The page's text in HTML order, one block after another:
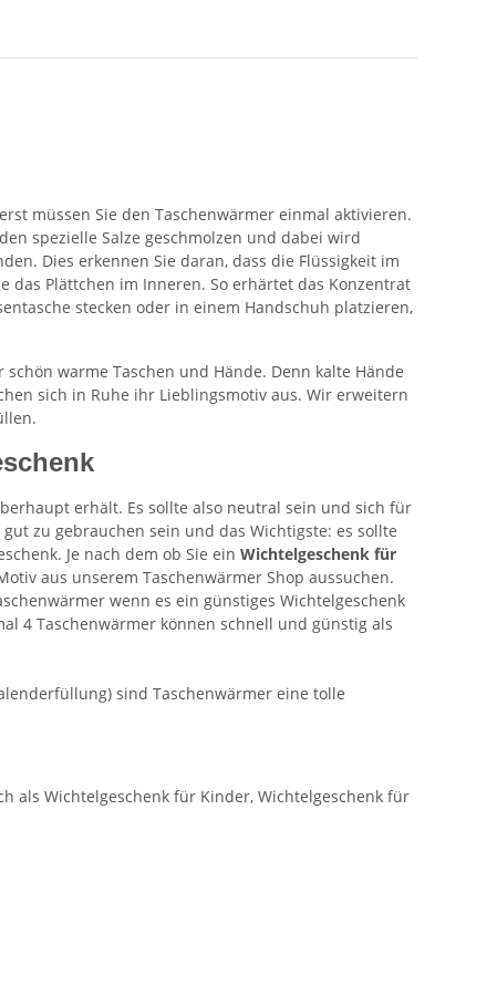
müssen Sie den Taschenwärmer einmal aktivieren.
spezielle Salze geschmolzen und dabei wird
Dies erkennen Sie daran, dass die Flüssigkeit im
das Plättchen im Inneren. So erhärtet das Konzentrat
stecken oder in einem Handschuh platzieren,
warme Taschen und Hände. Denn kalte Hände
sich in Ruhe ihr Lieblingsmotiv aus. Wir erweitern
erhält. Es sollte also neutral sein und sich für
zu gebrauchen sein und das Wichtigste: es sollte
Je nach dem ob Sie ein Wichtelgeschenk für
aus unserem Taschenwärmer Shop aussuchen.
wenn es ein günstiges Wichtelgeschenk
4 Taschenwärmer können schnell und günstig als
sind Taschenwärmer eine tolle
als Wichtelgeschenk für Kinder, Wichtelgeschenk für